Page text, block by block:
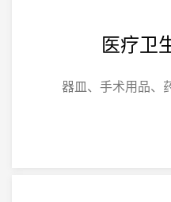
医疗卫
器皿、手术用品、